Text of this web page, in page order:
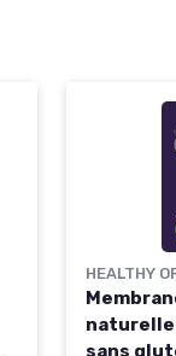
HEALTHY
naturelle
sans